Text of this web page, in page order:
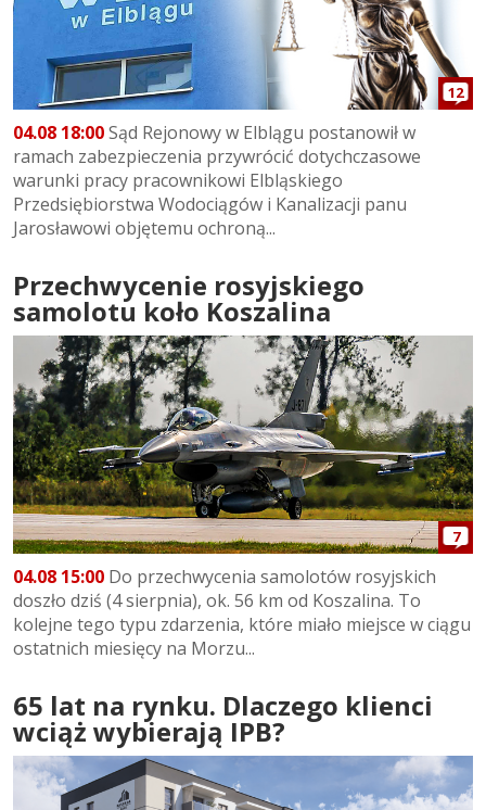
12
04.08 18:00Sąd Rejonowy w Elblągu postanowił w
ramach zabezpieczenia przywrócić dotychczasowe
warunki pracy pracownikowi Elbląskiego
Przedsiębiorstwa Wodociągów i Kanalizacji panu
Jarosławowi objętemu ochroną...
Przechwycenie rosyjskiego
samolotu koło Koszalina
7
04.08 15:00 Do przechwycenia samolotów rosyjskich
doszło dziś (4 sierpnia), ok. 56 km od Koszalina. To
kolejne tego typu zdarzenia, które miało miejsce w ciągu
ostatnich miesięcy na Morzu...
65 lat na rynku. Dlaczego klienci
wciąż wybierają IPB?